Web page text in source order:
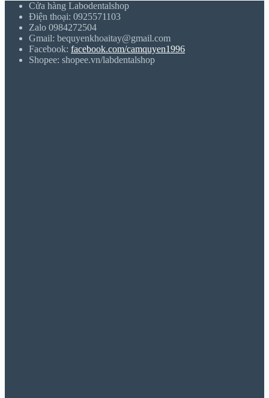
Cửa hàng Labodentalshop
Điện thoại: 0925571103
Zalo 0984272504
Gmail: bequyenkhoaitay@gmail.com
Facebook: facebook.com/camquyen1996
Shopee: shopee.vn/labdentalshop